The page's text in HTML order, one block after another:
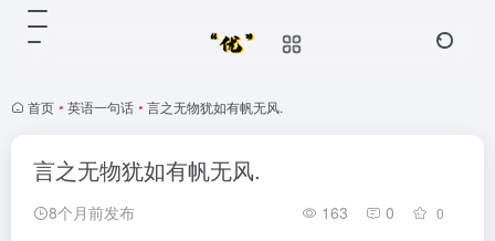
首页 • 英语一句话 • 言之无物犹如有帆无风.
言之无物犹如有帆无风.
8个月前发布 163 0 0